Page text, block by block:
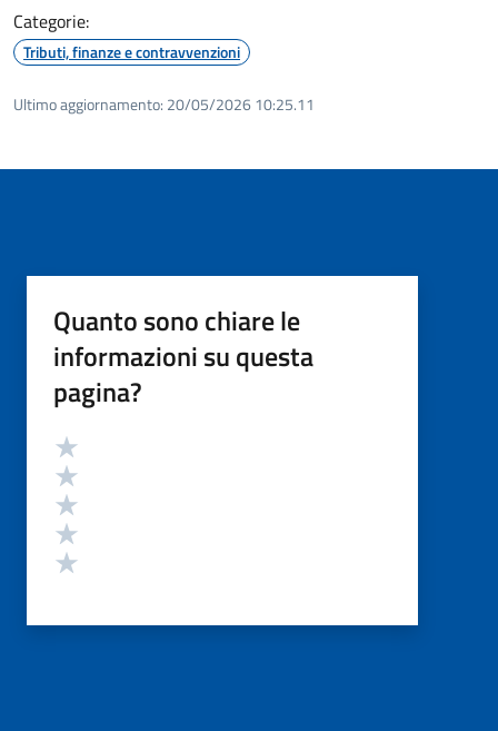
Categorie:
Tributi, finanze e contravvenzioni
Ultimo aggiornamento: 20/05/2026 10:25.11
Quanto sono chiare le
informazioni su questa
pagina?
Valutazione